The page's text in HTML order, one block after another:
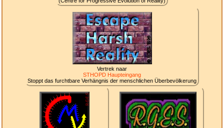
Vertrek naar
STHOPD Haupteingang
Stoppt das furchtbare Verhängnis der menschlichen Überbevölkerung